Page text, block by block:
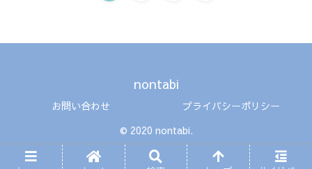
nontabi
お問い合わせ
プライバシーポリシー
© 2020 nontabi.